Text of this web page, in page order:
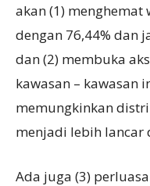
akan (1)
dengan 76,44% dan
dan (2) membuka
kawasan – kawasan
memungkinkan
menjadi lebih lancar
Ada juga (3)